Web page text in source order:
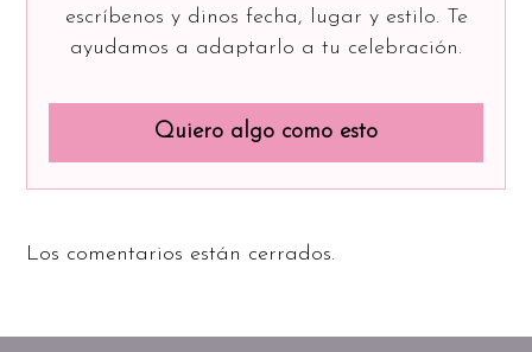
escríbenos y dinos fecha, lugar y estilo. Te
ayudamos a adaptarlo a tu celebración.
Quiero algo como esto
Los comentarios están cerrados.